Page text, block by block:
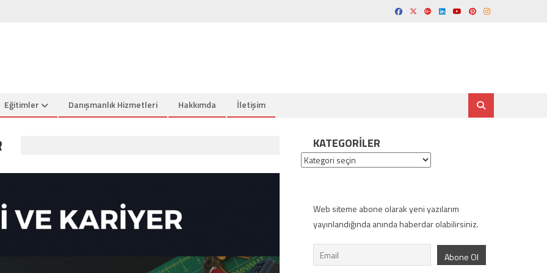
Eğitimler Danışmanlık Hizmetleri Hakkımda İletişim
KATEGORILER
Kategoriler
Web siteme abone olarak yeni yazılarım
yayınlandığında anında haberdar olabilirsiniz.